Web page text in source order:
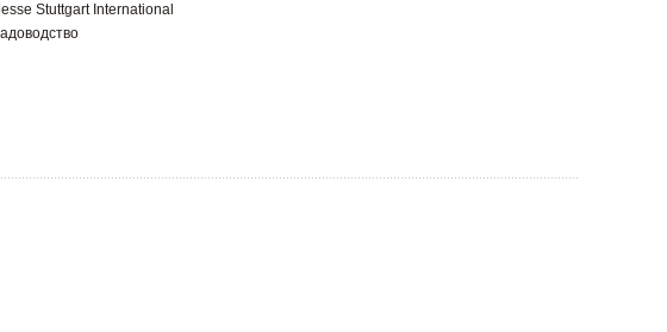
Stuttgart International